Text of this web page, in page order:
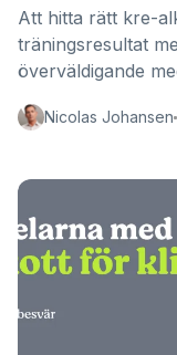
Att hitta rätt kre-
träningsresultat
överväldigande
Nicolas Johansen